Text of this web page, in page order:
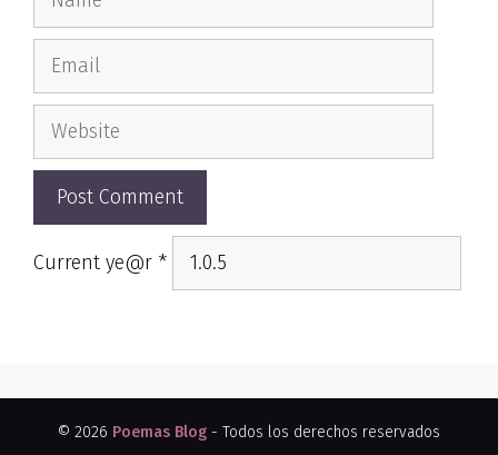
Email
Website
Current ye@r *
© 2026 Poemas Blog - Todos los derechos reservados